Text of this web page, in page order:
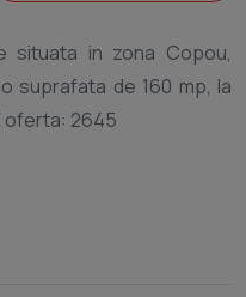
situata in zona Copou,
suprafata de 160 mp, la